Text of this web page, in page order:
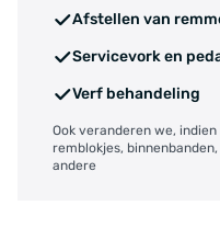
Afstellen van
Servicevork en
Verf behandeling
Ook veranderen we,
remblokjes,
andere